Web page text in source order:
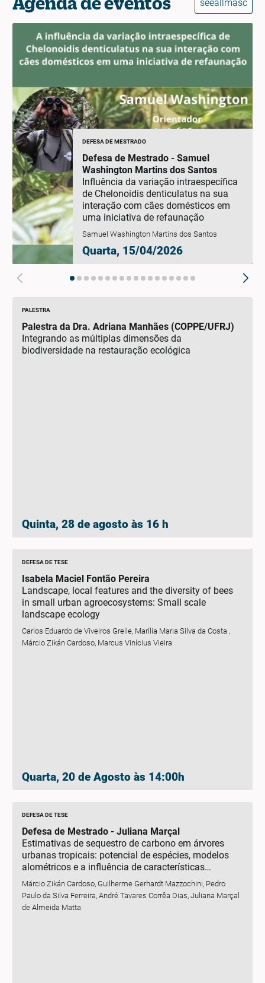
seeallmasc
DEFESA DE MESTRADO
Defesa de Mestrado - Samuel
Washington Martins dos Santos
Influência da variação intraespecífica
de Chelonoidis denticulatus na sua
interação com cães domésticos em
uma iniciativa de refaunação
Samuel Washington Martins dos Santos
Quarta, 15/04/2026
PALESTRA
Palestra da Dra. Adriana Manhães (COPPE/UFRJ)
Integrando as múltiplas dimensões da
biodiversidade na restauração ecológica
Quinta, 28 de agosto às 16 h
DEFESA DE TESE
Isabela Maciel Fontão Pereira
Landscape, local features and the diversity of bees
in small urban agroecosystems: Small scale
landscape ecology
Carlos Eduardo de Viveiros Grelle, Marília Maria Silva da Costa ,
Márcio Zikán Cardoso, Marcus Vinícius Vieira
Quarta, 20 de Agosto às 14:00h
DEFESA DE TESE
Defesa de Mestrado - Juliana Marçal
Estimativas de sequestro de carbono em árvores
urbanas tropicais: potencial de espécies, modelos
alométricos e a influência de características
funcionais
Márcio Zikán Cardoso, Guilherme Gerhardt Mazzochini, Pedro
Paulo da Silva Ferreira, André Tavares Corrêa Dias, Juliana Marçal
de Almeida Matta